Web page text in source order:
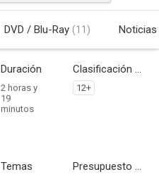
DVD / Blu-Ray (11) Noticias
Duración
2 horas y
19
minutos
Clasificación por edades
12+
Temas Presupuesto - Ingresos